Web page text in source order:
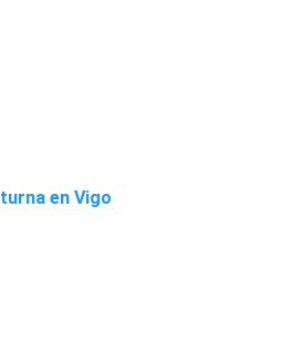
en Vigo